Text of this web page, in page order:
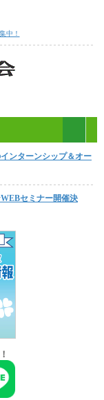
中！
ンターンシップ＆オー
セミナー開催決